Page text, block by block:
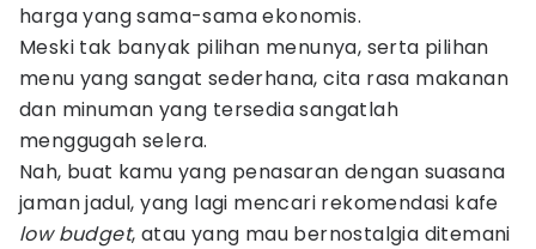
harga yang sama-sama ekonomis.
Meski tak banyak pilihan menunya, serta pilihan
menu yang sangat sederhana, cita rasa makanan
dan minuman yang tersedia sangatlah
menggugah selera.
Nah, buat kamu yang penasaran dengan suasana
jaman jadul, yang lagi mencari rekomendasi kafe
low budget, atau yang mau bernostalgia ditemani